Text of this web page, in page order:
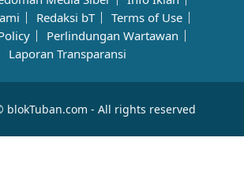
Redaksi bT
Terms of Use
Perlindungan Wartawan
Laporan Transparansi
blokTuban.com - All rights reserved